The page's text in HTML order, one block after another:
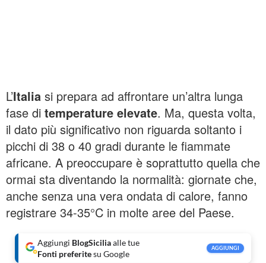
L’Italia si prepara ad affrontare un’altra lunga
fase di temperature elevate. Ma, questa volta,
il dato più significativo non riguarda soltanto i
picchi di 38 o 40 gradi durante le fiammate
africane. A preoccupare è soprattutto quella che
ormai sta diventando la normalità: giornate che,
anche senza una vera ondata di calore, fanno
registrare 34-35°C in molte aree del Paese.
Aggiungi BlogSiciliaalle tue
Fonti preferitesu Google
AGGIUNGI